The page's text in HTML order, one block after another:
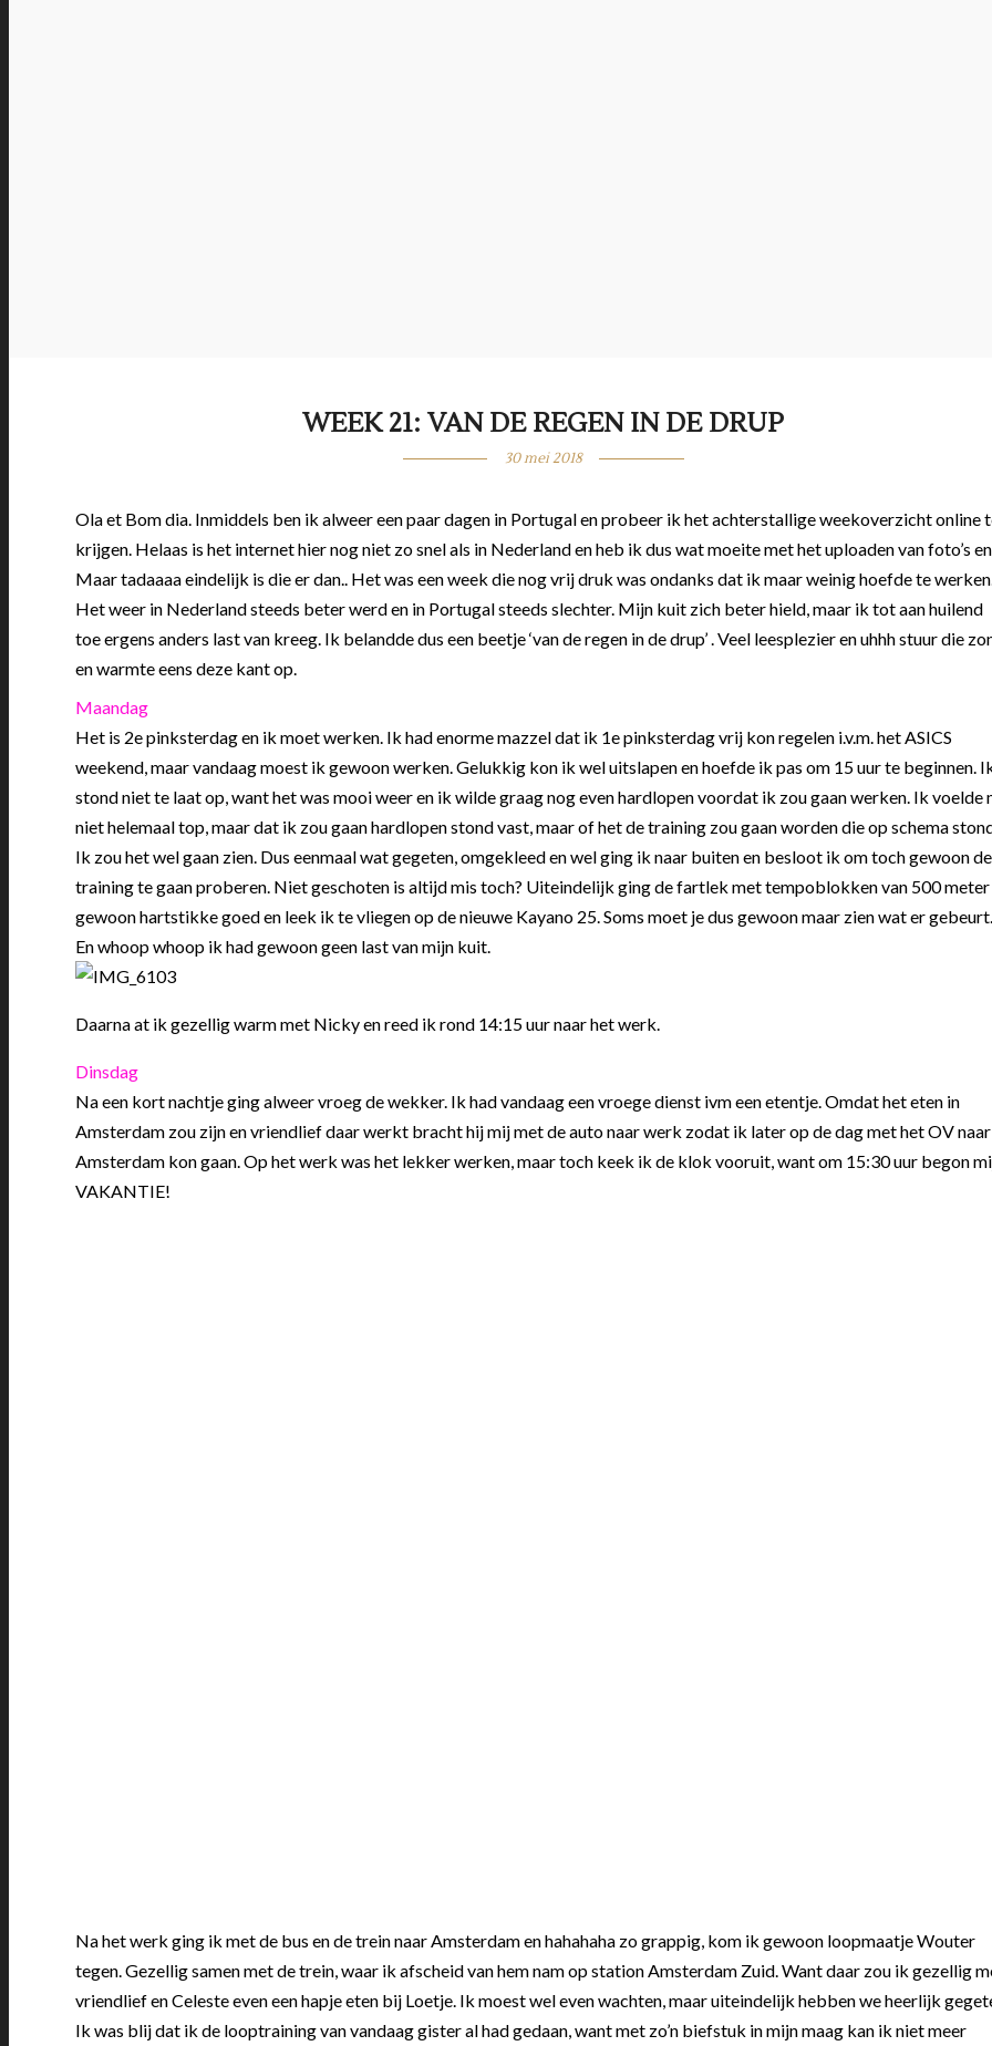
WEEK 21: VAN DE REGEN IN DE DRUP
30 mei 2018
Ola et Bom dia. Inmiddels ben ik alweer een paar dagen in Portugal en probeer ik het achterstallige weekoverzicht online
krijgen. Helaas is het internet hier nog niet zo snel als in Nederland en heb ik dus wat moeite met het uploaden van foto’s
Maar tadaaaa eindelijk is die er dan.. Het was een week die nog vrij druk was ondanks dat ik maar weinig hoefde te
Het weer in Nederland steeds beter werd en in Portugal steeds slechter. Mijn kuit zich beter hield, maar ik tot aan huilend
toe ergens anders last van kreeg. Ik belandde dus een beetje ‘van de regen in de drup’ . Veel leesplezier en uhhh stuur die
en warmte eens deze kant op.
Maandag
Het is 2e pinksterdag en ik moet werken. Ik had enorme mazzel dat ik 1e pinksterdag vrij kon regelen i.v.m. het ASICS
weekend, maar vandaag moest ik gewoon werken. Gelukkig kon ik wel uitslapen en hoefde ik pas om 15 uur te beginnen.
stond niet te laat op, want het was mooi weer en ik wilde graag nog even hardlopen voordat ik zou gaan werken. Ik voelde
niet helemaal top, maar dat ik zou gaan hardlopen stond vast, maar of het de training zou gaan worden die op schema
Ik zou het wel gaan zien. Dus eenmaal wat gegeten, omgekleed en wel ging ik naar buiten en besloot ik om toch gewoon de
training te gaan proberen. Niet geschoten is altijd mis toch? Uiteindelijk ging de fartlek met tempoblokken van 500 meter
gewoon hartstikke goed en leek ik te vliegen op de nieuwe Kayano 25. Soms moet je dus gewoon maar zien wat er gebeurt.
En whoop whoop ik had gewoon geen last van mijn kuit.
Daarna at ik gezellig warm met Nicky en reed ik rond 14:15 uur naar het werk.
Dinsdag
Na een kort nachtje ging alweer vroeg de wekker. Ik had vandaag een vroege dienst ivm een etentje. Omdat het eten in
Amsterdam zou zijn en vriendlief daar werkt bracht hij mij met de auto naar werk zodat ik later op de dag met het OV naar
Amsterdam kon gaan. Op het werk was het lekker werken, maar toch keek ik de klok vooruit, want om 15:30 uur begon
VAKANTIE!
Na het werk ging ik met de bus en de trein naar Amsterdam en hahahaha zo grappig, kom ik gewoon loopmaatje Wouter
tegen. Gezellig samen met de trein, waar ik afscheid van hem nam op station Amsterdam Zuid. Want daar zou ik gezellig
vriendlief en Celeste even een hapje eten bij Loetje. Ik moest wel even wachten, maar uiteindelijk hebben we heerlijk
Ik was blij dat ik de looptraining van vandaag gister al had gedaan, want met zo’n biefstuk in mijn maag kan ik niet meer